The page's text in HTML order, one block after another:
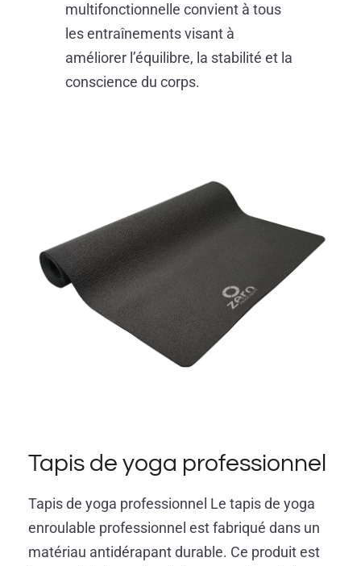
multifonctionnelle convient à tous
les entraînements visant à
améliorer l’équilibre, la stabilité et la
conscience du corps.
Tapis de yoga professionnel
Tapis de yoga professionnel Le tapis de yoga
enroulable professionnel est fabriqué dans un
matériau antidérapant durable. Ce produit est